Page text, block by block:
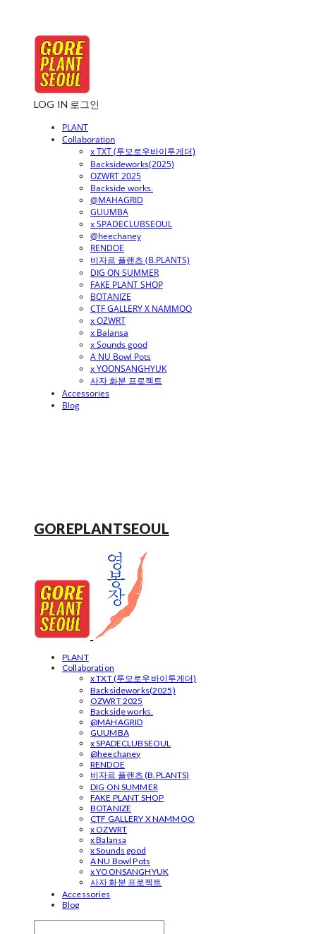
LOG IN 로그인
PLANT
Collaboration
x TXT (투모로우바이투게더)
Backsideworks(2025)
OZWRT 2025
Backside works.
@MAHAGRID
GUUMBA
x SPADECLUBSEOUL
@heechaney
RENDOE
비자르 플랜츠 (B.PLANTS)
DIG ON SUMMER
FAKE PLANT SHOP
BOTANIZE
CTF GALLERY X NAMMOO
x OZWRT
x Balansa
x Sounds good
A NU Bowl Pots
x YOONSANGHYUK
사자 화분 프로젝트
Accessories
Blog
GOREPLANTSEOUL
PLANT
Collaboration
x TXT (투모로우바이투게더)
Backsideworks(2025)
OZWRT 2025
Backside works.
@MAHAGRID
GUUMBA
x SPADECLUBSEOUL
@heechaney
RENDOE
비자르 플랜츠 (B.PLANTS)
DIG ON SUMMER
FAKE PLANT SHOP
BOTANIZE
CTF GALLERY X NAMMOO
x OZWRT
x Balansa
x Sounds good
A NU Bowl Pots
x YOONSANGHYUK
사자 화분 프로젝트
Accessories
Blog